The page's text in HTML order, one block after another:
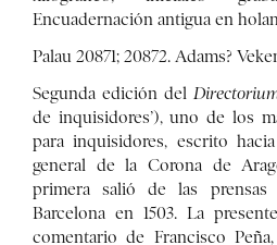
Encuadernación antigua en
Palau 20871; 20872. Adams?
Segunda edición del
de inquisidores’), uno de los
para inquisidores, escrito
general de la Corona de
primera salió de las
Barcelona en 1503. La
comentario de Francisco